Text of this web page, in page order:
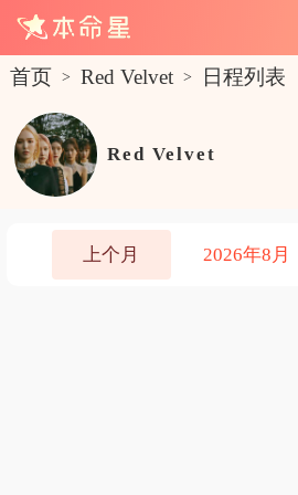
首页 > Red Velvet > 日程列表
Red Velvet
上个月 2026年8月